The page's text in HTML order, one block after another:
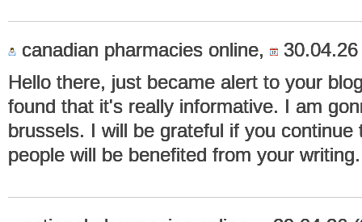
canadian pharmacies online,
Hello there, just became alert to your
found that it's really informative. I am
brussels. I will be grateful if you continue
people will be benefited from your